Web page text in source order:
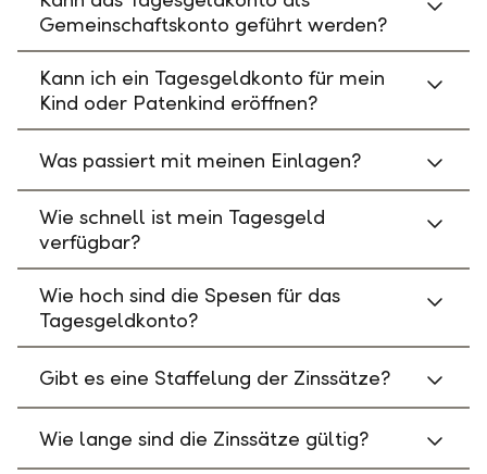
Gemeinschaftskonto geführt werden?
Kann ich ein Tagesgeldkonto für mein
Kind oder Patenkind eröffnen?
Was passiert mit meinen Einlagen?
Wie schnell ist mein Tagesgeld
verfügbar?
Wie hoch sind die Spesen für das
Tagesgeldkonto?
Gibt es eine Staffelung der Zinssätze?
Wie lange sind die Zinssätze gültig?